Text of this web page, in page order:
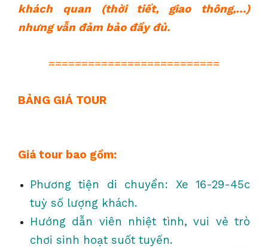
khách quan (thời tiết, giao thông,…)
nhưng vẫn đảm bảo đầy đủ.
==========================
BẢNG GIÁ TOUR
Giá tour bao gồm:
Phương tiện di chuyển: Xe 16-29-45c
tuỳ số lượng khách.
Hướng dẫn viên nhiệt tình, vui vẻ trò
chơi sinh hoạt suốt tuyến.